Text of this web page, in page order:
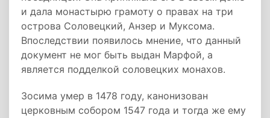
и дала монастырю грамоту о правах на три
острова Соловецкий, Анзер и Муксома.
Впоследствии появилось мнение, что данный
документ не мог быть выдан Марфой, а
является подделкой соловецких монахов.
Зосима умер в 1478 году, канонизован
церковным собором 1547 года и тогда же ему